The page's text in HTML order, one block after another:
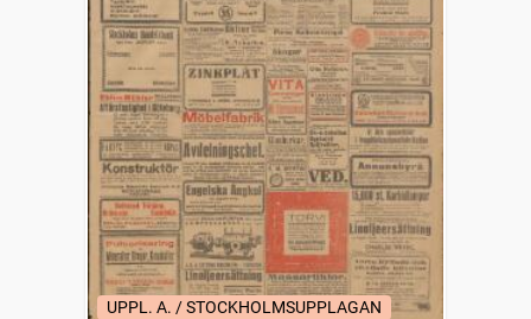
UPPL. A. / STOCKHOLMSUPPLAGAN